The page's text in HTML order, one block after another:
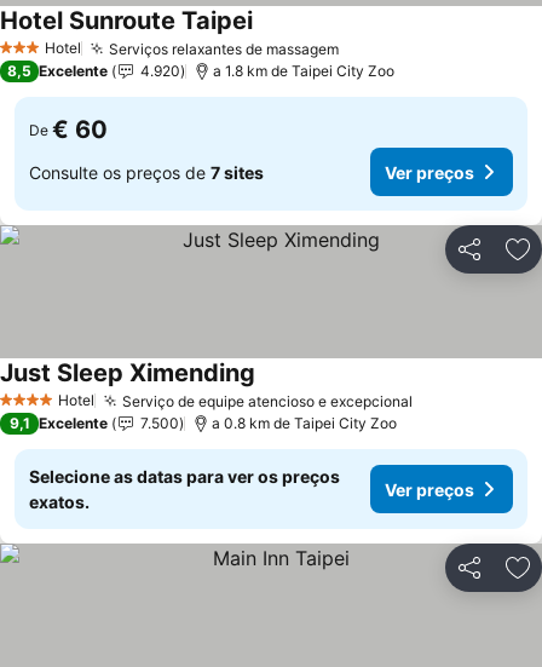
3 EstrelasHotel Serviços relaxantes de massagemVer preços
Hotel Sunroute TaipeiVer preços
8,5 Excelente 4.920 a 1.8 km de Taipei City Zoo
De € 60
Consulte os preços de 7 sites Ver preços
Partilhar
4 EstrelasHotel Serviço de equipe atencioso e excepcional
Just Sleep Ximending
9,1 Excelente 7.500 a 0.8 km de Taipei City Zoo
Selecione as datas para ver os preços
exatos.
Ver preços
Partilhar